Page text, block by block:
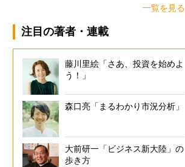
一覧を見る
注目の著者・連載
藤川里絵「さあ、投資を始めよ
う！」
森口亮「まるわかり市況分析」
大前研一「ビジネス新大陸」の
歩き方